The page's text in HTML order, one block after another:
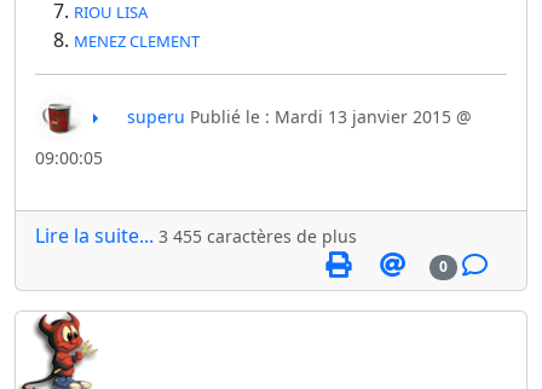
RIOU LISA
MENEZ CLEMENT
superu Publié le : Mardi 13 janvier 2015 @
09:00:05
Lire la suite... 3 455 caractères de plus
0